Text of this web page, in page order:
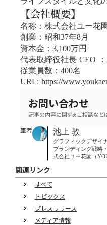
【会社概要】
名称：株式会社ユー花園
創業：昭和37年8月
資本金：3,100万円
代表取締役社長 CEO
従業員数：400名
URL: https://
お問い合わせ
記事の内容に関するご相談など
筆者 池上 敦
グラフィックデザイ
ブランディング戦略
式会社ユー花園（
関連リンク
keyboard_arrow_right すべて
keyboard_arrow_right トピックス
keyboard_arrow_right プレスリリース
keyboard_arrow_right メディア情報